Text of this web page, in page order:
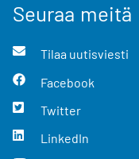
Seuraa meitä
Tilaa uutisviesti
Facebook
Twitter
LinkedIn